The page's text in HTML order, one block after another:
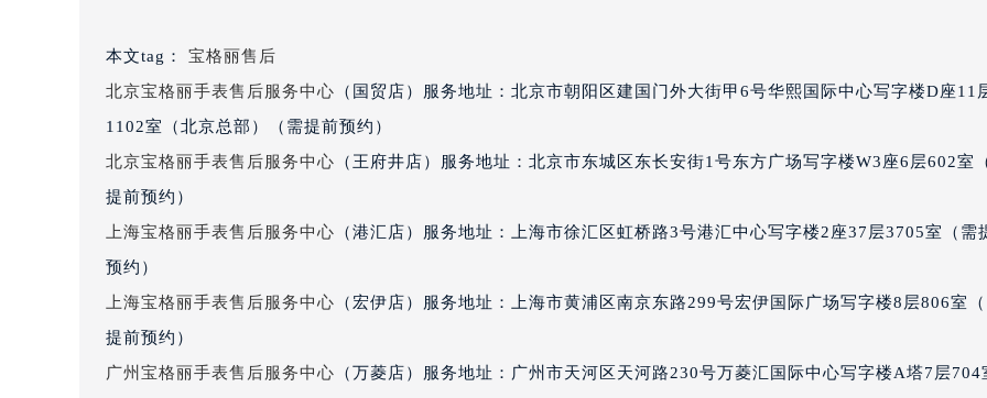
本文tag： 宝格丽售后
北京宝格丽手表售后服务中心 （国贸店）服务地址：北京市朝阳区建国门外大街甲6号华熙国际中心写字楼D座11
1102室（北京总部）（需提前预约）
北京宝格丽手表售后服务中心 （王府井店）服务地址：北京市东城区东长安街1号东方广场写字楼W3座6层602室
提前预约）
上海宝格丽手表售后服务中心 （港汇店）服务地址：上海市徐汇区虹桥路3号港汇中心写字楼2座37层3705室（需
预约）
上海宝格丽手表售后服务中心 （宏伊店）服务地址：上海市黄浦区南京东路299号宏伊国际广场写字楼8层806室
提前预约）
广州宝格丽手表售后服务中心 （万菱店）服务地址：广州市天河区天河路230号万菱汇国际中心写字楼A塔7层704